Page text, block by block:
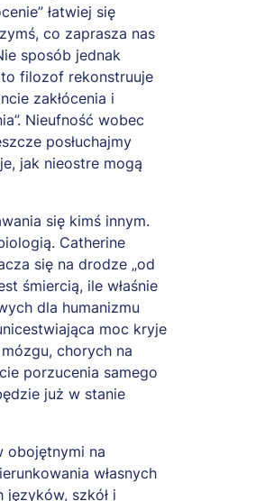
łatwiej się
co zaprasza nas
sposób jednak
to filozof rekonstruuje
zakłócenia i
Nieufność wobec
posłuchajmy
jak nieostre mogą
się kimś innym.
Catherine
się na drodze „od
śmiercią, ile właśnie
dla humanizmu
moc kryje
chorych na
porzucenia samego
już w stanie
obojętnymi na
własnych
szkół i